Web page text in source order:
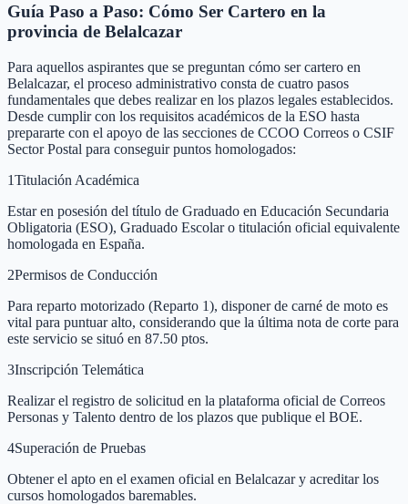
Guía Paso a Paso: Cómo Ser Cartero en la
provincia de Belalcazar
Para aquellos aspirantes que se preguntan cómo ser cartero en
Belalcazar, el proceso administrativo consta de cuatro pasos
fundamentales que debes realizar en los plazos legales establecidos.
Desde cumplir con los requisitos académicos de la ESO hasta
prepararte con el apoyo de las secciones de CCOO Correos o CSIF
Sector Postal para conseguir puntos homologados:
1Titulación Académica
Estar en posesión del título de Graduado en Educación Secundaria
Obligatoria (ESO), Graduado Escolar o titulación oficial equivalente
homologada en España.
2Permisos de Conducción
Para reparto motorizado (Reparto 1), disponer de carné de moto es
vital para puntuar alto, considerando que la última nota de corte para
este servicio se situó en 87.50 ptos.
3Inscripción Telemática
Realizar el registro de solicitud en la plataforma oficial de Correos
Personas y Talento dentro de los plazos que publique el BOE.
4Superación de Pruebas
Obtener el apto en el examen oficial en Belalcazar y acreditar los
cursos homologados baremables.